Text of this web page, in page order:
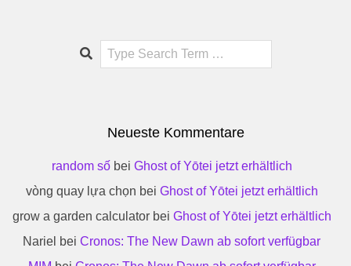
Search
Neueste Kommentare
random sốbei Ghost of Yōtei jetzt erhältlich
vòng quay lựa chọn bei Ghost of Yōtei jetzt erhältlich
grow a garden calculatorbei Ghost of Yōtei jetzt erhältlich
Nariel bei Cronos: The New Dawn ab sofort verfügbar